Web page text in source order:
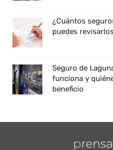
¿Cuántos
puedes
Seguro de
funciona y
beneficio